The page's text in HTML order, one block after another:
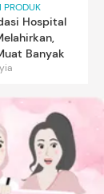
PRODUK
Hospital
Banyak